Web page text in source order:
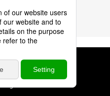
公表事項
Reserved.